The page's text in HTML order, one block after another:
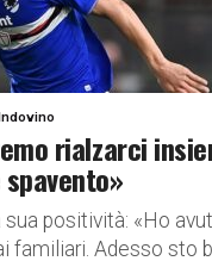
rialzarci
positività: «Ho
familiari. Adesso sto